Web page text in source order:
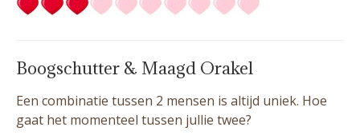
Boogschutter & Maagd Orakel
Een combinatie tussen 2 mensen is altijd uniek. Hoe
gaat het momenteel tussen jullie twee?